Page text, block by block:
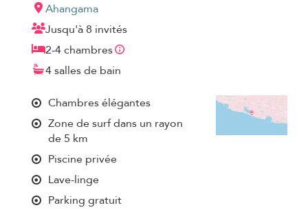
Ahangama
Jusqu'à 8 invités
2-4 chambres
4 salles de bain
Chambres élégantes
Zone de surf dans un rayon
de 5 km
Piscine privée
Lave-linge
Parking gratuit